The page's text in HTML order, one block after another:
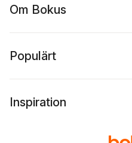
Om Bokus
Populärt
Inspiration